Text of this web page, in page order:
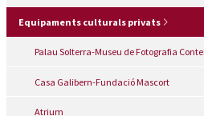
Equipaments culturals privats
Palau Solterra-Museu de Fotografia
Casa Galibern-Fundació Mascort
Atrium